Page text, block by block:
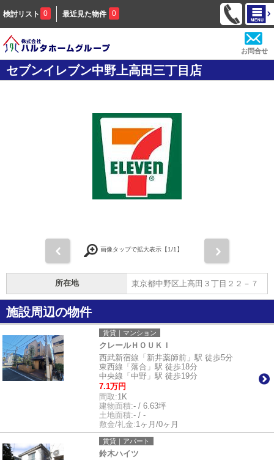
検討リスト 0 最近見た物件 0
お問合せ
セブンイレブン中野上高田三丁目店
画像タップで拡大表示【1/1】
所在地 東京都中野区上高田３丁目２２－７
施設周辺の物件
賃貸｜マンション
クレールＨＯＵＫＩ
西武新宿線「新井薬師前」駅 徒歩5分
東西線「落合」駅 徒歩18分
中央線「中野」駅 徒歩19分
7.1万円
間取:1K
建物面積:- / 6.63坪
土地面積:- / -
敷金/礼金:1ヶ月/0ヶ月
賃貸｜アパート
鈴木ハイツ